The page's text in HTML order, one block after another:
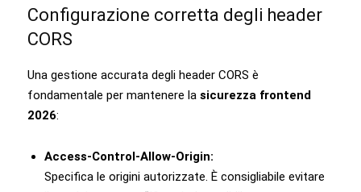
Configurazione corretta degli header
CORS
Una gestione accurata degli header CORS è
fondamentale per mantenere la sicurezza frontend
2026:
Access-Control-Allow-Origin:
Specifica le origini autorizzate. È consigliabile evitare